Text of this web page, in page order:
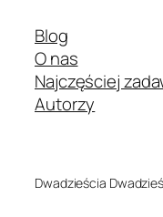
Blog
O nas
Najczęściej
Autorzy
Dwadzieścia